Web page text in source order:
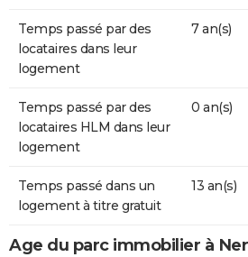
Temps passé par des
locataires dans leur
logement
7 an(s)
Temps passé par des
locataires HLM dans leur
logement
0 an(s)
Temps passé dans un
logement à titre gratuit
13 an(s)
Age du parc immobilier à